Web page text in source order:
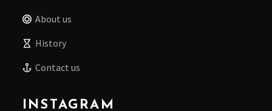
About us
History
Contact us
INSTAGRAM